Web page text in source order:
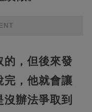
的，但後來發
完，他就會讓
辦法爭取到